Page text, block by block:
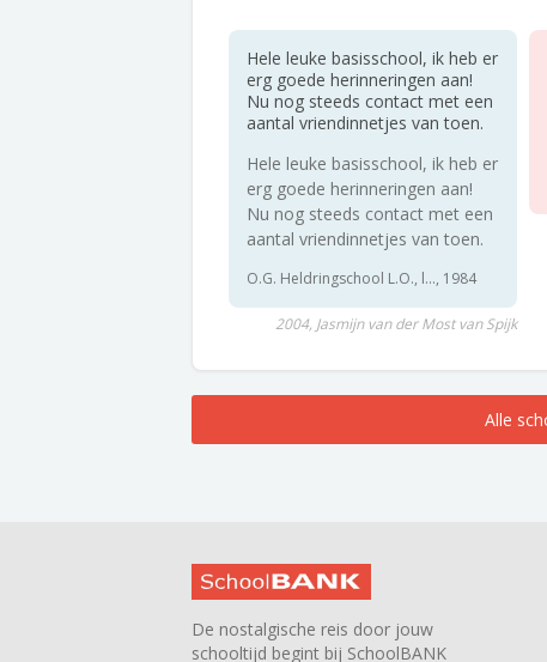
Hele leuke basisschool, ik heb er
erg goede herinneringen aan!
Nu nog steeds contact met een
aantal vriendinnetjes van toen.
Hele leuke basisschool, ik heb er
erg goede herinneringen aan!
Nu nog steeds contact met een
aantal vriendinnetjes van toen.
O.G. Heldringschool L.O., l..., 1984
2004, Jasmijn van der Most van Spijk
Alle
De nostalgische reis door jouw
schooltijd begint bij SchoolBANK